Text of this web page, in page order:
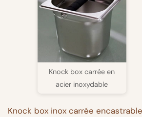
Knock box carrée en
acier inoxydable
Knock box inox carrée encastrable